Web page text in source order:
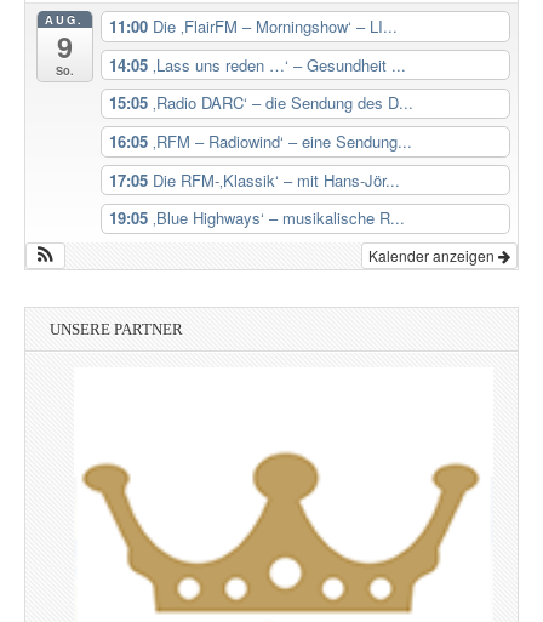
AUG.
9
So.
11:00 Die ‚FlairFM – Morningshow‘ – LI...
14:05 ‚Lass uns reden …‘ – Gesundheit ...
15:05 ‚Radio DARC‘ – die Sendung des D...
16:05 ‚RFM – Radiowind‘ – eine Sendung...
17:05 Die RFM-‚Klassik‘ – mit Hans-Jör...
19:05 ‚Blue Highways‘ – musikalische R...
Kalender anzeigen
UNSERE PARTNER